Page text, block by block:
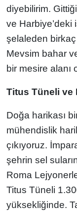
diyebilirim.
ve Harbiye’deki
şelaleden birkaç
Mevsim bahar
bir mesire alanı
Titus Tüneli ve
Doğa harikası
mühendislik
çıkıyoruz.
şehrin sel
Roma
Titus Tüneli
yüksekliğinde.